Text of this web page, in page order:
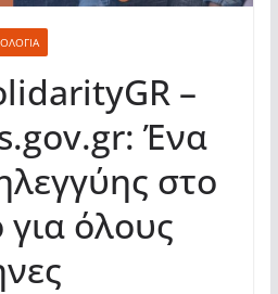
–
Ένα
στο
για όλους